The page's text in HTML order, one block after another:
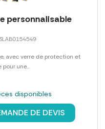
personnalisable
avec verre de protection et
une...
disponibles
DE DEVIS